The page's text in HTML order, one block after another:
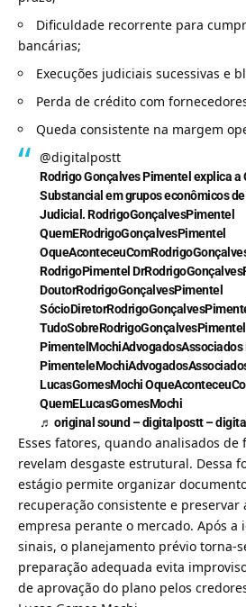
Dificuldade recorrente para
bancárias;
Execuções judiciais sucessivas e
Perda de crédito com
Queda consistente na margem
@digitalpostt
Rodrigo Gonçalves Pimentel explica a
Substancial em grupos econômicos
Judicial. RodrigoGonçalvesPimentel
QuemERodrigoGonçalvesPimentel
RodrigoPimentel
DoutorRodrigoGonçalvesPimentel
TudoSobreRodrigoGonçalvesPimentel
LucasGomesMochi
QuemELucasGomesMochi
♬ original sound – digitalpostt –
Esses fatores, quando analisados
revelam desgaste estrutural. Dessa
estágio permite organizar
recuperação consistente e
empresa perante o mercado. Após a
sinais, o planejamento prévio torna-
preparação adequada evita
de aprovação do plano pelos